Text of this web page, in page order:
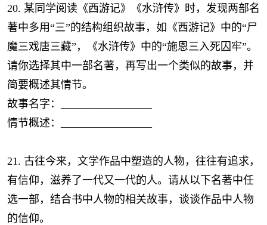
20. 某同学阅读《西游记》《水浒传》时，发现两部名
著中多用“三”的结构组织故事，如《西游记》中的“尸
魔三戏唐三藏”，《水浒传》中的“施恩三入死囚牢”。
请你选择其中一部名著，再写出一个类似的故事，并
简要概述其情节。
故事名字：_________________
情节概述：_________________
21. 古往今来，文学作品中塑造的人物，往往有追求，
有信仰，滋养了一代又一代的人。请从以下名著中任
选一部，结合书中人物的相关故事，谈谈作品中人物
的信仰。